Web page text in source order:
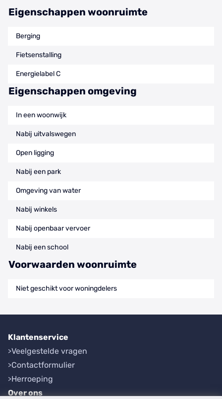
Eigenschappen woonruimte
Berging
Fietsenstalling
Energielabel C
Eigenschappen omgeving
In een woonwijk
Nabij uitvalswegen
Open ligging
Nabij een park
Omgeving van water
Nabij winkels
Nabij openbaar vervoer
Nabij een school
Voorwaarden woonruimte
Niet geschikt voor woningdelers
Klantenservice
Veelgestelde vragen
Contactformulier
Herroeping
Over ons